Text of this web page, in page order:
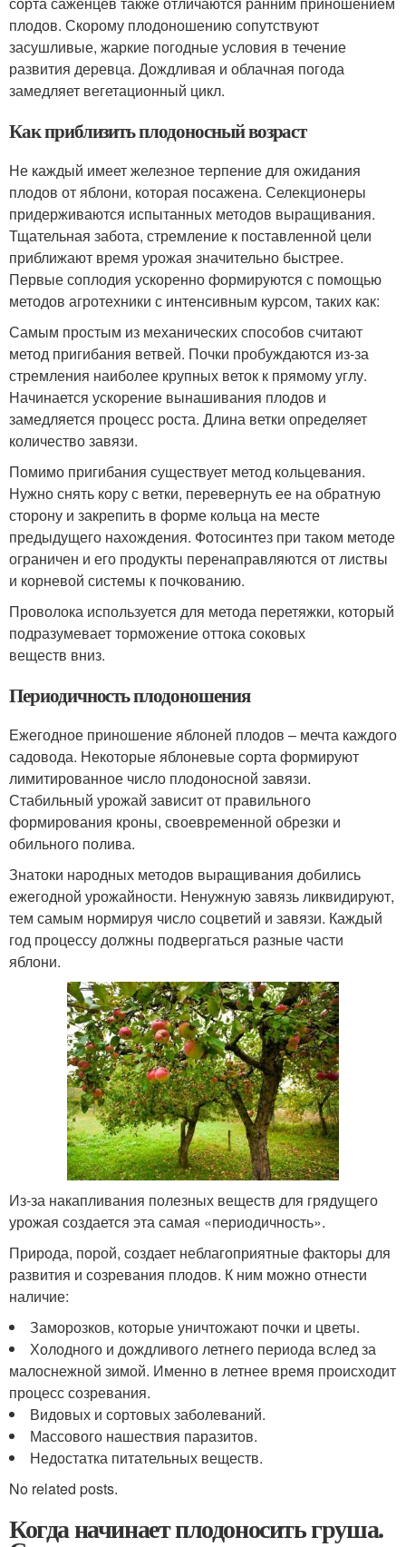
плодов. Скорому плодоношению сопутствуют
засушливые, жаркие погодные условия в течение
развития деревца. Дождливая и облачная погода
замедляет вегетационный цикл.
Как приблизить плодоносный возраст
Не каждый имеет железное терпение для ожидания
плодов от яблони, которая посажена. Селекционеры
придерживаются испытанных методов выращивания.
Тщательная забота, стремление к поставленной цели
приближают время урожая значительно быстрее.
Первые соплодия ускоренно формируются с помощью
методов агротехники с интенсивным курсом, таких как:
Самым простым из механических способов считают
метод пригибания ветвей. Почки пробуждаются из-за
стремления наиболее крупных веток к прямому углу.
Начинается ускорение вынашивания плодов и
замедляется процесс роста. Длина ветки определяет
количество завязи.
Помимо пригибания существует метод кольцевания.
Нужно снять кору с ветки, перевернуть ее на обратную
сторону и закрепить в форме кольца на месте
предыдущего нахождения. Фотосинтез при таком методе
ограничен и его продукты перенаправляются от листвы
и корневой системы к почкованию.
Проволока используется для метода перетяжки, который
подразумевает торможение оттока соковых
веществ вниз.
Периодичность плодоношения
Ежегодное приношение яблоней плодов – мечта каждого
садовода. Некоторые яблоневые сорта формируют
лимитированное число плодоносной завязи.
Стабильный урожай зависит от правильного
формирования кроны, своевременной обрезки и
обильного полива.
Знатоки народных методов выращивания добились
ежегодной урожайности. Ненужную завязь ликвидируют,
тем самым нормируя число соцветий и завязи. Каждый
год процессу должны подвергаться разные части
яблони.
Из-за накапливания полезных веществ для грядущего
урожая создается эта самая «периодичность».
Природа, порой, создает неблагоприятные факторы для
развития и созревания плодов. К ним можно отнести
наличие:
Заморозков, которые уничтожают почки и цветы.
Холодного и дождливого летнего периода вслед за
малоснежной зимой. Именно в летнее время происходит
процесс созревания.
Видовых и сортовых заболеваний.
Массового нашествия паразитов.
Недостатка питательных веществ.
No related posts.
Когда начинает плодоносить груша.